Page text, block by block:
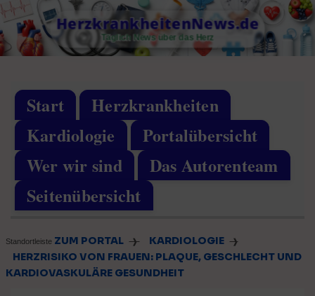
Skip
to
content
HerzkrankheitenNews.de
Täglich News über das Herz
Start
Herzkrankheiten
Kardiologie
Portalübersicht
Wer wir sind
Das Autorenteam
Seitenübersicht
Standortleiste ZUM PORTAL ❱ KARDIOLOGIE ❱
HERZRISIKO VON FRAUEN: PLAQUE, GESCHLECHT UND
KARDIOVASKULÄRE GESUNDHEIT